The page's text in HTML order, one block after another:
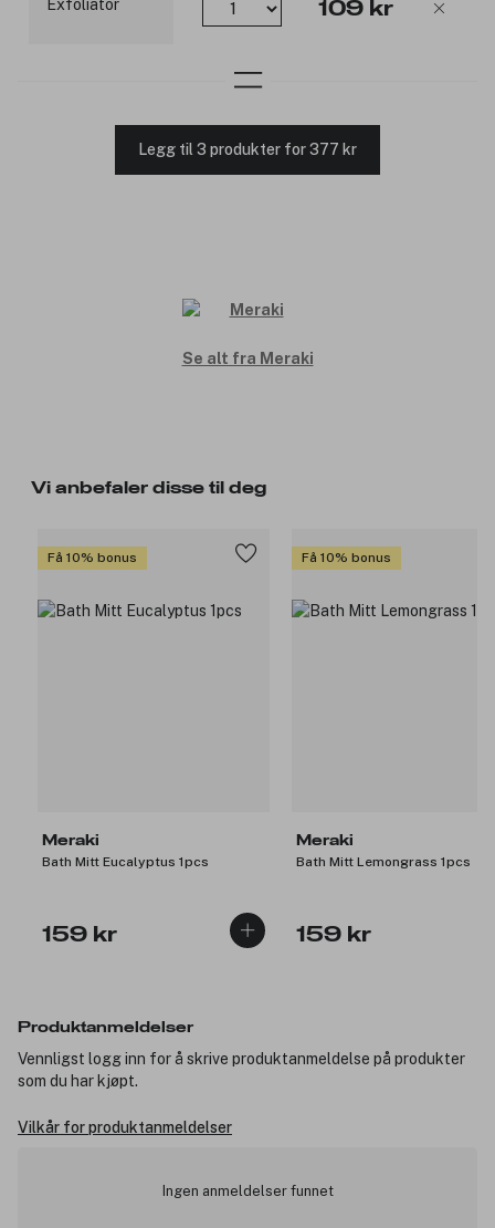
109 kr
Legg til 3 produkter for 377 kr
Se alt fra Meraki
Vi anbefaler disse til deg
Få 10% bonus
Meraki
Bath Mitt Eucalyptus 1pcs
159 kr
Få 10% bonus
Meraki
Bath Mitt Lemongrass 1pcs
159 kr
Produktanmeldelser
Vennligst logg inn for å skrive produktanmeldelse på produkter
som du har kjøpt.
Vilkår for produktanmeldelser
Ingen anmeldelser funnet